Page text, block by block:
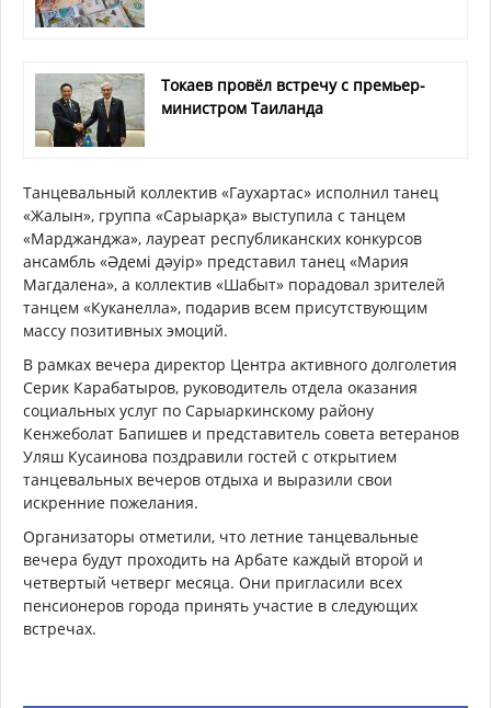
Токаев провёл встречу с премьер-
министром Таиланда
Танцевальный коллектив «Гаухартас» исполнил танец
«Жалын», группа «Сарыарқа» выступила с танцем
«Марджанджа», лауреат республиканских конкурсов
ансамбль «Әдемі дәуір» представил танец «Мария
Магдалена», а коллектив «Шабыт» порадовал зрителей
танцем «Куканелла», подарив всем присутствующим
массу позитивных эмоций.
В рамках вечера директор Центра активного долголетия
Серик Карабатыров, руководитель отдела оказания
социальных услуг по Сарыаркинскому району
Кенжеболат Бапишев и представитель совета ветеранов
Уляш Кусаинова поздравили гостей с открытием
танцевальных вечеров отдыха и выразили свои
искренние пожелания.
Организаторы отметили, что летние танцевальные
вечера будут проходить на Арбате каждый второй и
четвертый четверг месяца. Они пригласили всех
пенсионеров города принять участие в следующих
встречах.